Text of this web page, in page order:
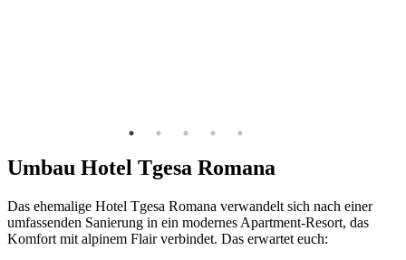
Umbau Hotel Tgesa Romana
Das ehemalige Hotel Tgesa Romana verwandelt sich nach einer
umfassenden Sanierung in ein modernes Apartment-Resort, das
Komfort mit alpinem Flair verbindet. Das erwartet euch: